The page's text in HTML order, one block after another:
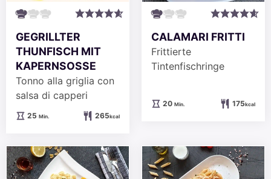
GEGRILLTER
THUNFISCH MIT
KAPERNSOSSE
Tonno alla griglia con
salsa di capperi
25Minuten
Min. 265kcal
CALAMARI FRITTI
Frittierte
Tintenfischringe
20Minuten
Min. 175kcal